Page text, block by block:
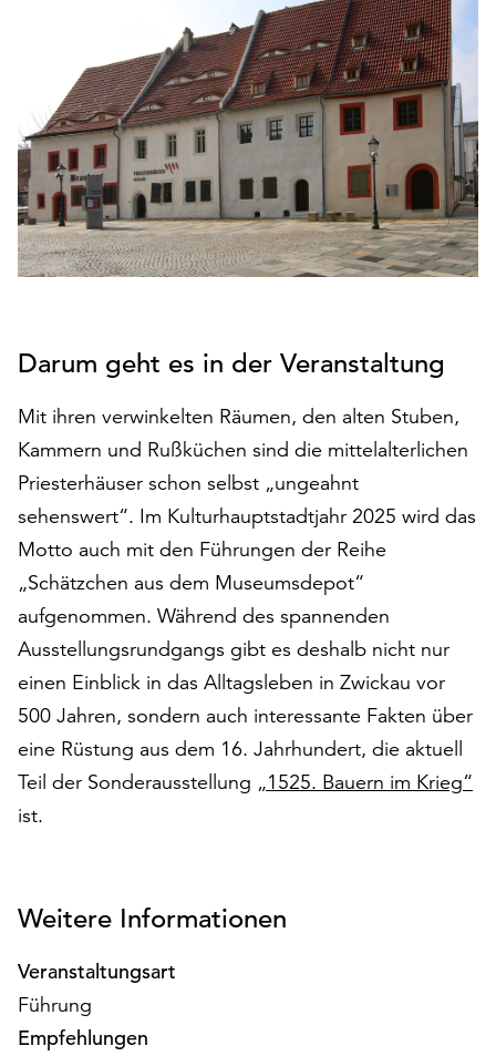
notwendig
sind
(funktionale
Cookies),
sowie
solche,
die
anonymen
Statistikzwecken
werden.
Sie
auf
„Alle
akzeptieren“,
um
alle
Cookies
zu
akzeptieren.
Sie
können
Ihr
jederzeit
Dafür
Ihnen
am
Ende
Darum geht es in der Veranstaltung
Mit ihren verwinkelten Räumen, den alten Stuben,
Kammern und Rußküchen sind die mittelalterlichen
Priesterhäuser schon selbst „ungeahnt
sehenswert“. Im Kulturhauptstadtjahr 2025 wird das
Motto auch mit den Führungen der Reihe
„Schätzchen aus dem Museumsdepot“
aufgenommen. Während des spannenden
Ausstellungsrundgangs gibt es deshalb nicht nur
einen Einblick in das Alltagsleben in Zwickau vor
500 Jahren, sondern auch interessante Fakten über
eine Rüstung aus dem 16. Jahrhundert, die aktuell
Teil der Sonderausstellung „1525. Bauern im Krieg“
ist.
Weitere Informationen
Veranstaltungsart
Führung
Empfehlungen